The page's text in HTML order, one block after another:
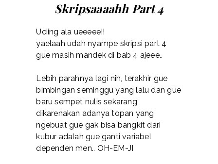
Skripsaaaahh Part 4
Uciing ala ueeeee!!
yaelaah udah nyampe skripsi part 4
gue masih mandek di bab 4 ajeee..
Lebih parahnya lagi nih, terakhir gue
bimbingan seminggu yang lalu dan gue
baru sempet nulis sekarang
dikarenakan adanya topan yang
ngebuat gue gak bisa bangkit dari
kubur adalah gue ganti variabel
dependen men.. OH-EM-JI